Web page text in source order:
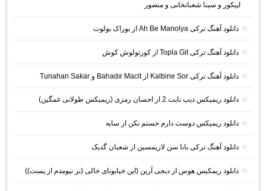
اپیکور و سینا شعبانخانی و منصور
دانلود آهنگ ترکی Ah Be Manolya از بوراک بولوت
دانلود آهنگ ترکی Topla Git از کورتولوش کوش
دانلود آهنگ ترکی Kalbine Sor از Bahadır Macit و Tunahan Sakar
دانلود ریمیکس دیپ نایت 2 از احسان رمزی (ریمیکس طولانی غمگین)
دانلود ریمیکس دوست دارم خستم نکن از سایه
دانلود آهنگ ترکی بانا سن لازیمسین از شعبان گدیک
دانلود ریمکیس هوس از دیجی آرین (این خیابونای خالی (بر نیومدم از پست))